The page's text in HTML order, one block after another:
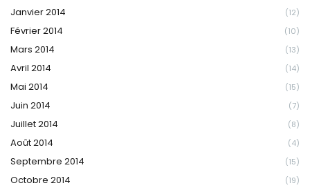
Janvier 2014 (12)
Février 2014 (10)
Mars 2014 (13)
Avril 2014 (14)
Mai 2014 (15)
Juin 2014 (7)
Juillet 2014 (8)
Août 2014 (4)
Septembre 2014 (15)
Octobre 2014 (19)